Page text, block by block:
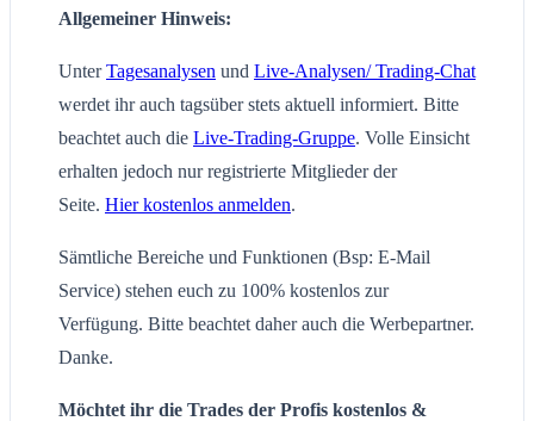
Allgemeiner Hinweis:
UnterTagesanalysen und Live-Analysen/ Trading-Chat
werdet ihr auch tagsüber stets aktuell informiert. Bitte
beachtet auch die Live-Trading-Gruppe. Volle Einsicht
erhalten jedoch nur registrierte Mitglieder der
Seite. Hier kostenlos anmelden.
Sämtliche Bereiche und Funktionen (Bsp: E-Mail
Service) stehen euch zu 100% kostenlos zur
Verfügung. Bitte beachtet daher auch die Werbepartner.
Danke.
Möchtet ihr die Trades der Profis kostenlos &